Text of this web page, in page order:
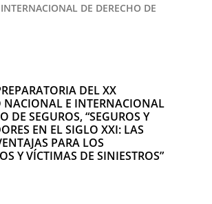
DE DERECHO DE
DEL XX
NACIONAL E INTERNACIONAL
DE SEGUROS, “SEGUROS Y
EN EL SIGLO XXI: LAS
PARA LOS
Y VÍCTIMAS DE SINIESTROS”